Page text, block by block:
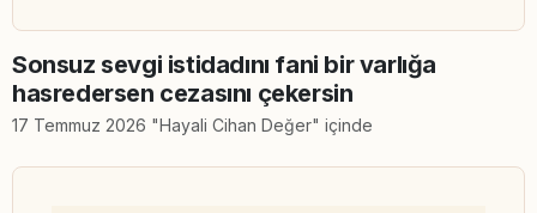
Sonsuz sevgi istidadını fani bir varlığa
hasredersen cezasını çekersin
17 Temmuz 2026 "Hayali Cihan Değer" içinde